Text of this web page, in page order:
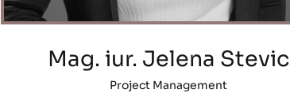
Mag. iur. Jelena Stevic
Project Management